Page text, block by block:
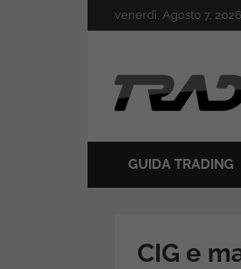
to
venerdì, Agosto 7, 2026
GUIDA TRADING
CIG e